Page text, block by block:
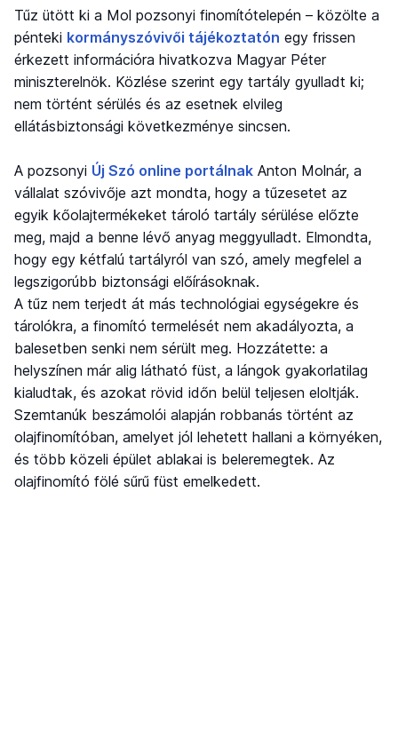
Tűz ütött ki a Mol pozsonyi finomítótelepén – közölte a
pénteki kormányszóvivői tájékoztatón egy frissen
érkezett információra hivatkozva Magyar Péter
miniszterelnök. Közlése szerint egy tartály gyulladt ki;
nem történt sérülés és az esetnek elvileg
ellátásbiztonsági következménye sincsen.
A pozsonyi Új Szó online portálnak Anton Molnár, a
vállalat szóvivője azt mondta, hogy a tűzesetet az
egyik kőolajtermékeket tároló tartály sérülése előzte
meg, majd a benne lévő anyag meggyulladt. Elmondta,
hogy egy kétfalú tartályról van szó, amely megfelel a
legszigorúbb biztonsági előírásoknak.
A tűz nem terjedt át más technológiai egységekre és
tárolókra, a finomító termelését nem akadályozta, a
balesetben senki nem sérült meg. Hozzátette: a
helyszínen már alig látható füst, a lángok gyakorlatilag
kialudtak, és azokat rövid időn belül teljesen eloltják.
Szemtanúk beszámolói alapján robbanás történt az
olajfinomítóban, amelyet jól lehetett hallani a környéken,
és több közeli épület ablakai is beleremegtek. Az
olajfinomító fölé sűrű füst emelkedett.